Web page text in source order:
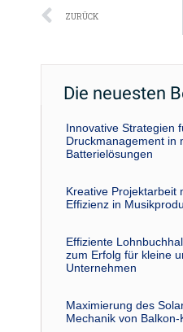
Zurück
ZURÜCK
Die neuesten
Innovative Strategien
Druckmanagement in
Batterielösungen
Kreative Projektarbeit
Effizienz in
Effiziente
zum Erfolg für kleine
Unternehmen
Maximierung des
Mechanik von Balkon-